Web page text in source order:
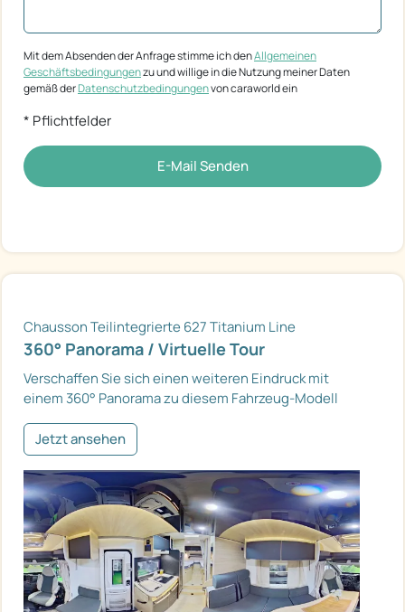
Mit dem Absenden der Anfrage stimme ich denAllgemeinen
Geschäftsbedingungenzu und willige in die Nutzung meiner Daten
gemäß derDatenschutzbedingungenvon caraworld ein
* Pflichtfelder
E-Mail Senden
Chausson Teilintegrierte 627 Titanium Line
360° Panorama / Virtuelle Tour
Verschaffen Sie sich einen weiteren Eindruck mit
einem 360° Panorama zu diesem Fahrzeug-Modell
Jetzt ansehen